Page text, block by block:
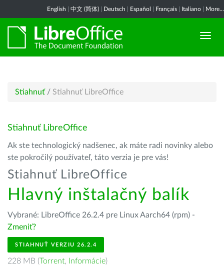
English 中文 (简体) Deutsch Español Français Italiano More...
Stiahnuť / Stiahnuť LibreOffice
Stiahnuť LibreOffice
Ak ste technologický nadšenec, ak máte radi novinky alebo
ste pokročilý používateľ, táto verzia je pre vás!
Stiahnuť LibreOffice
Hlavný inštalačný balík
Vybrané: LibreOffice 26.2.4 pre Linux Aarch64 (rpm) -
Zmeniť?
STIAHNUŤ VERZIU 26.2.4
228 MB (Torrent, Informácie)